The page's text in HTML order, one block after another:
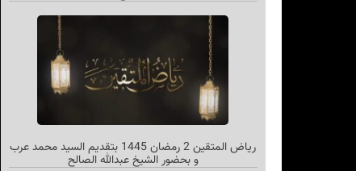
ریاض المتقین 2 رمضان 1445 بتقديم السيد محمد عرب
و بحضور الشیخ عبدالله الصالح